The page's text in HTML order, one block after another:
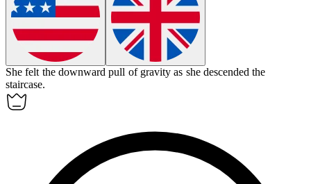
She felt the downward pull of gravity as she descended the
staircase.